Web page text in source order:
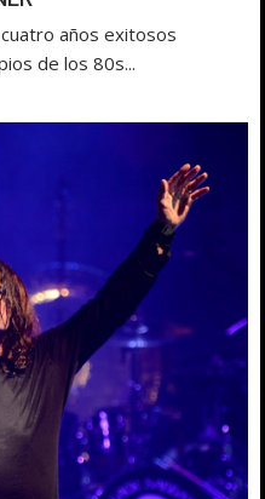
años exitosos
de los 80s...